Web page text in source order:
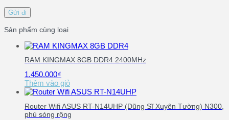
Sản phẩm cùng loại
RAM KINGMAX 8GB DDR4 2400MHz
1.450.000₫
Thêm vào giỏ
Router Wifi ASUS RT-N14UHP (Dũng Sĩ Xuyên Tường) N300,
phủ sóng rộng